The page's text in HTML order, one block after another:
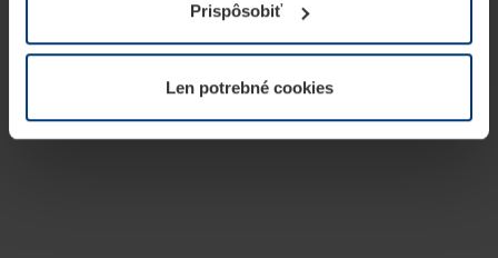
potrebujeme Vaše povolenie. Vaše povolenie môžete
kedykoľvek zmeniť alebo odvolať vo vysvetlení cookie
našej webovej stránky.
Prispôsobiť
Len potrebné cookies